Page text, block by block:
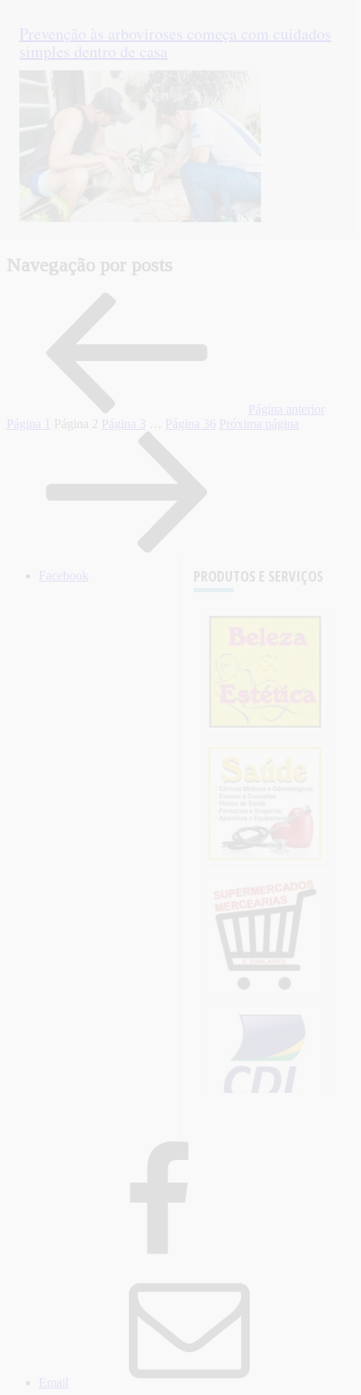
Prevenção às arboviroses começa com cuidados
simples dentro de casa
Navegação por posts
Página anterior
Página
Página Página 3 Página 36 Próxima página
PRODUTOS E SERVIÇOS
Facebook
Email